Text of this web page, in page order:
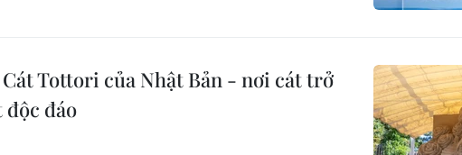
Cát Tottori của Nhật Bản - nơi cát trở
đáo